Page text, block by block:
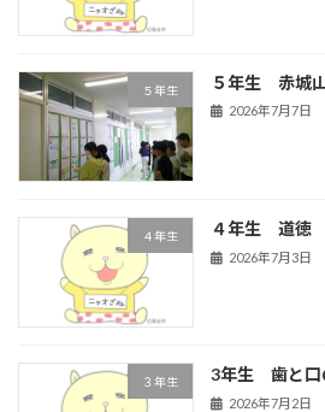
５年生 ５年生 赤城
2026年7月7日
４年生 ４年生 道徳
2026年7月3日
３年生 3年生 歯と口
2026年7月2日